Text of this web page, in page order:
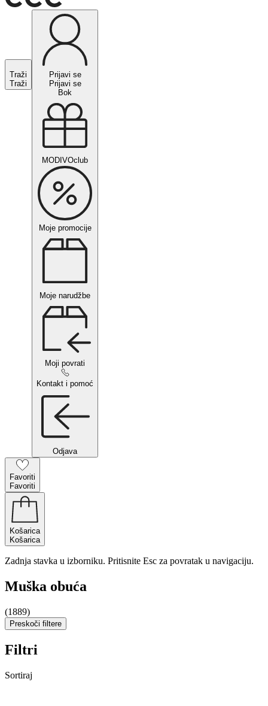
Traži
Traži
Prijavi se
Prijavi se
Bok
MODIVOclub
Moje promocije
Moje narudžbe
Moji povrati
Kontakt i pomoć
Odjava
Favoriti
Favoriti
Košarica
Košarica
Zadnja stavka u izborniku. Pritisnite Esc za povratak u navigaciju.
Muška obuća
(1889)
Preskoči filtere
Filtri
Sortiraj